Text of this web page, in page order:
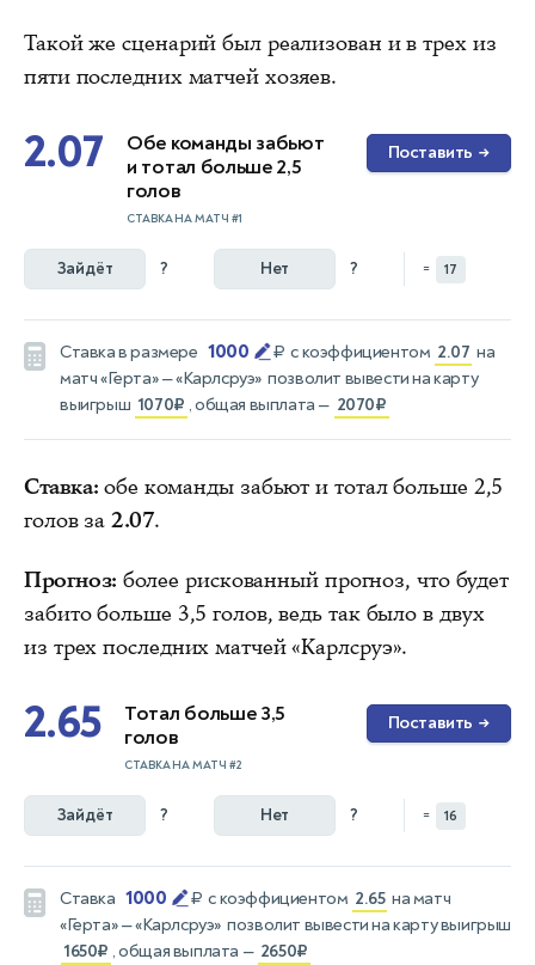
Такой же сценарий был реализован и в трех из
пяти последних матчей хозяев.
2.07
Обе команды забьют
и тотал больше 2,5
голов
СТАВКА НА МАТЧ #1
Поставить →
Зайдёт ? Нет ? = 17
Ставка в размере 1000 ₽ с коэффициентом 2.07 на
матч«Герта» — «Карлсруэ» позволит вывести на карту
выигрыш 1070₽ , общая выплата — 2070₽
Ставка: обе команды забьют и тотал больше 2,5
голов за2.07.
Прогноз: более рискованный прогноз, что будет
забито больше 3,5 голов, ведь так было в двух
из трех последних матчей «Карлсруэ».
2.65
Тотал больше 3,5
голов
СТАВКА НА МАТЧ #2
Поставить →
Зайдёт ? Нет ? = 16
Ставка 1000 ₽ с коэффициентом 2.65 на матч
«Герта» — «Карлсруэ» позволит вывести на карту выигрыш
1650₽ , общая выплата — 2650₽